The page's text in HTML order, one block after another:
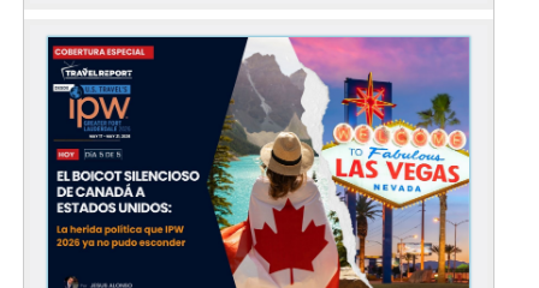
templos hinduistas del sur de India, destacando
ente los primeros el casi increíble Taj Mahal de
Agra, la espectacular Jama Masjid o la Gran
Mezquita en Delhi, hasta los fantásticos templos
de Khajuraho, con tallas, relieves y detalles
esculpidos en piedra arenisca, que tienen fama
mundial. En el sur; los maravillosos templos de
Chennai, Mahabalipuram y Kanchipuram, de
acabado estilo característico del Sur de India. ¡Toda